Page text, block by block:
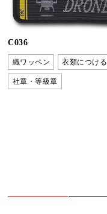
C036
織ワッペン 衣類につける
社章・等級章